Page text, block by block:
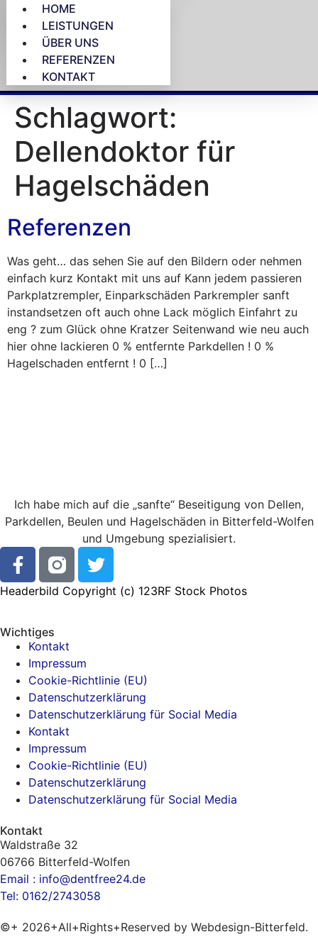
HOME
LEISTUNGEN
ÜBER UNS
REFERENZEN
KONTAKT
Schlagwort:
Dellendoktor für
Hagelschäden
Referenzen
Was geht… das sehen Sie auf den Bildern oder nehmen
einfach kurz Kontakt mit uns auf Kann jedem passieren
Parkplatzrempler, Einparkschäden Parkrempler sanft
instandsetzen oft auch ohne Lack möglich Einfahrt zu
eng ? zum Glück ohne Kratzer Seitenwand wie neu auch
hier ohne lackieren 0 % entfernte Parkdellen ! 0 %
Hagelschaden entfernt ! 0 […]
Ich habe mich auf die „sanfte“ Beseitigung von Dellen,
Parkdellen, Beulen und Hagelschäden in Bitterfeld-Wolfen
und Umgebung spezialisiert.
Headerbild Copyright (c) 123RF Stock Photos
Wichtiges
Kontakt
Impressum
Cookie-Richtlinie (EU)
Datenschutzerklärung
Datenschutzerklärung für Social Media
Kontakt
Impressum
Cookie-Richtlinie (EU)
Datenschutzerklärung
Datenschutzerklärung für Social Media
Kontakt
Waldstraße 32
06766 Bitterfeld-Wolfen
Email : info@dentfree24.de
Tel: 0162/2743058
©+ 2026+All+Rights+Reserved by Webdesign-Bitterfeld.